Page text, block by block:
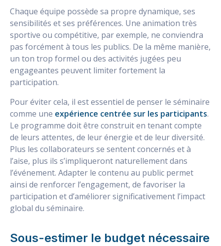
Chaque équipe possède sa propre dynamique, ses
sensibilités et ses préférences. Une animation très
sportive ou compétitive, par exemple, ne conviendra
pas forcément à tous les publics. De la même manière,
un ton trop formel ou des activités jugées peu
engageantes peuvent limiter fortement la
participation.
Pour éviter cela, il est essentiel de penser le séminaire
comme une expérience centrée sur les participants.
Le programme doit être construit en tenant compte
de leurs attentes, de leur énergie et de leur diversité.
Plus les collaborateurs se sentent concernés et à
l’aise, plus ils s’impliqueront naturellement dans
l’événement. Adapter le contenu au public permet
ainsi de renforcer l’engagement, de favoriser la
participation et d’améliorer significativement l’impact
global du séminaire.
Sous-estimer le budget nécessaire